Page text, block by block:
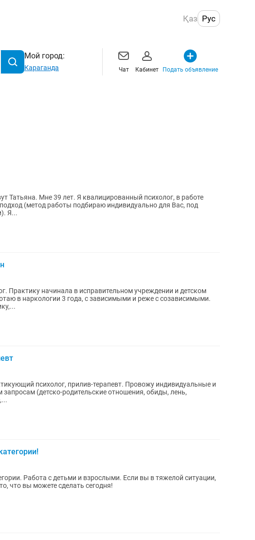
Қаз Рус
Мой город:
Караганда Чат Кабинет Подать объявление
Татьяна. Мне 39 лет. Я квалицированный психолог, в работе
(метод работы подбираю индивидуально для Вас, под
запрос и Ваши особенности). Я...
Практику начинала в исправительном учреждении и детском
в наркологии 3 года, с зависимыми и реже с созависимыми.
прилив-терапевт. Провожу индивидуальные и
(детско-родительские отношения, обиды, лень,
Работа с детьми и взрослыми. Если вы в тяжелой ситуации,
что вы можете сделать сегодня!